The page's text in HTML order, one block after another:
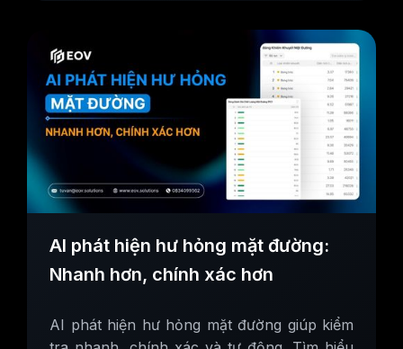
AI phát hiện hư hỏng mặt đường:
Nhanh hơn, chính xác hơn
AI phát hiện hư hỏng mặt đường giúp kiểm